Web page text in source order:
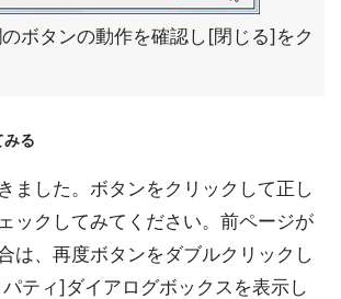
ボタンの動作を確認し[閉じる]をク
みる
ました。ボタンをクリックして正し
ックしてみてください。前ページが
は、再度ボタンをダブルクリックし
ティ]ダイアログボックスを表示し